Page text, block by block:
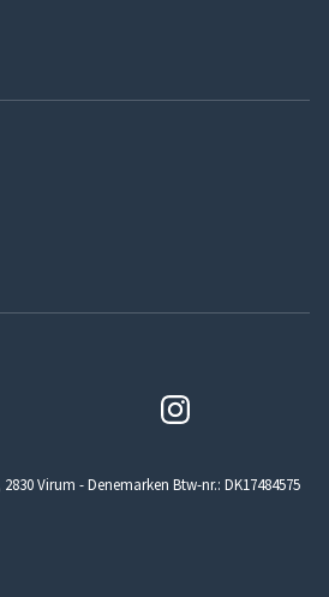
Virum - Denemarken Btw-nr.: DK17484575